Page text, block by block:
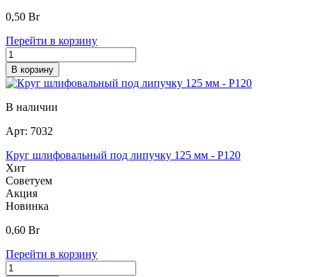
0,50 Br
Перейти в корзину
В корзину
В наличии
Арт: 7032
Круг шлифовальный под липучку 125 мм - Р120
Хит
Советуем
Акция
Новинка
0,60 Br
Перейти в корзину